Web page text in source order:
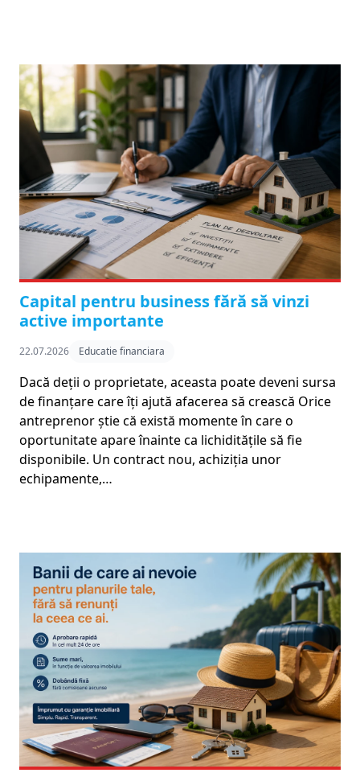
Capital pentru business fără să vinzi
active importante
22.07.2026 Educatie financiara
Dacă deții o proprietate, aceasta poate deveni sursa
de finanțare care îți ajută afacerea să crească Orice
antreprenor știe că există momente în care o
oportunitate apare înainte ca lichiditățile să fie
disponibile. Un contract nou, achiziția unor
echipamente,…